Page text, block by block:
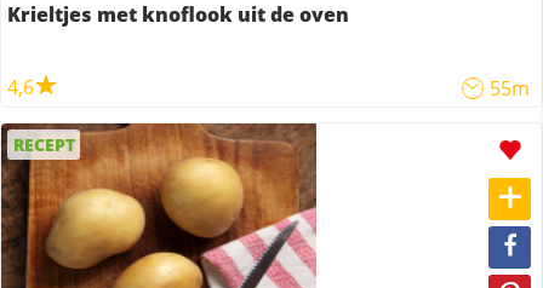
Krieltjes met knoflook uit de oven
4,6 55m
RECEPT